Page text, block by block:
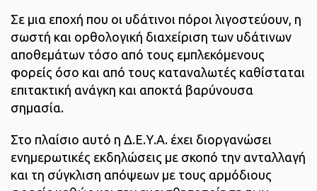
Σε μια εποχή που οι υδάτινοι πόροι λιγοστεύουν, η
σωστή και ορθολογική διαχείριση των υδάτινων
αποθεμάτων τόσο από τους εμπλεκόμενους
φορείς όσο και από τους καταναλωτές καθίσταται
επιτακτική ανάγκη και αποκτά βαρύνουσα
σημασία.
Στο πλαίσιο αυτό η Δ.Ε.Υ.Α. έχει διοργανώσει
ενημερωτικές εκδηλώσεις με σκοπό την ανταλλαγή
και τη σύγκλιση απόψεων με τους αρμόδιους